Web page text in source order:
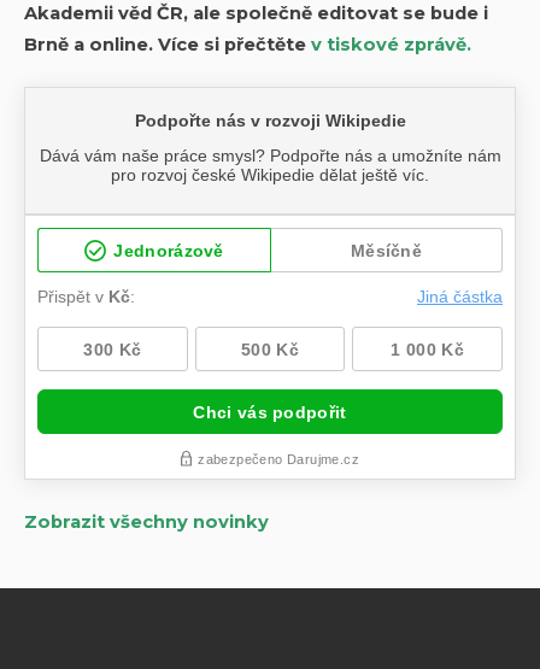
Akademii věd ČR, ale společně editovat se bude i
Brně a online. Více si přečtěte v tiskové zprávě.
Zobrazit všechny novinky